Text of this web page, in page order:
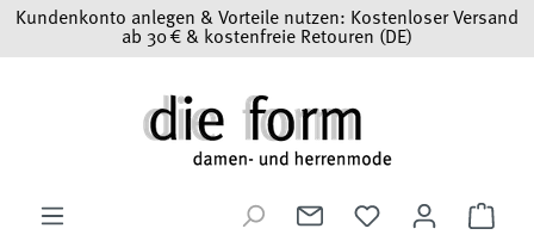
Zum Hauptinhalt springen
Kundenkonto anlegen & Vorteile nutzen: Kostenloser Versand
ab 30 € & kostenfreie Retouren (DE)